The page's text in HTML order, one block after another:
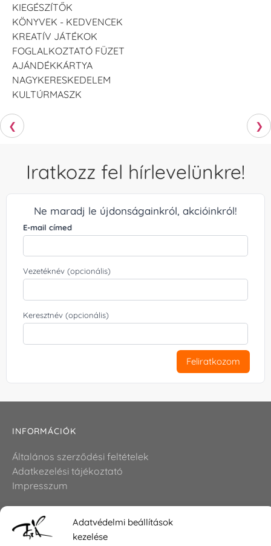
Adatvédelmi beállítások
kezelése
KIEGÉSZÍTŐK
KÖNYVEK - KEDVENCEK
KREATÍV JÁTÉKOK
FOGLALKOZTATÓ FÜZET
AJÁNDÉKKÁRTYA
NAGYKERESKEDELEM
KULTÚRMASZK
❮ ❯
Iratkozz fel hírlevelünkre!
Ne maradj le újdonságainkról, akcióinkról!
E-mail címed
Vezetéknév (opcionális)
Keresztnév (opcionális)
Feliratkozom
INFORMÁCIÓK
Általános szerződési feltételek
Adatkezelési tájékoztató
Impresszum
KAPCSOLAT